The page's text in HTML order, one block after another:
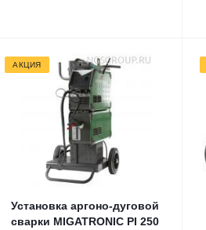
АКЦИЯ
Установка аргоно-дуговой
сварки MIGATRONIC PI 250